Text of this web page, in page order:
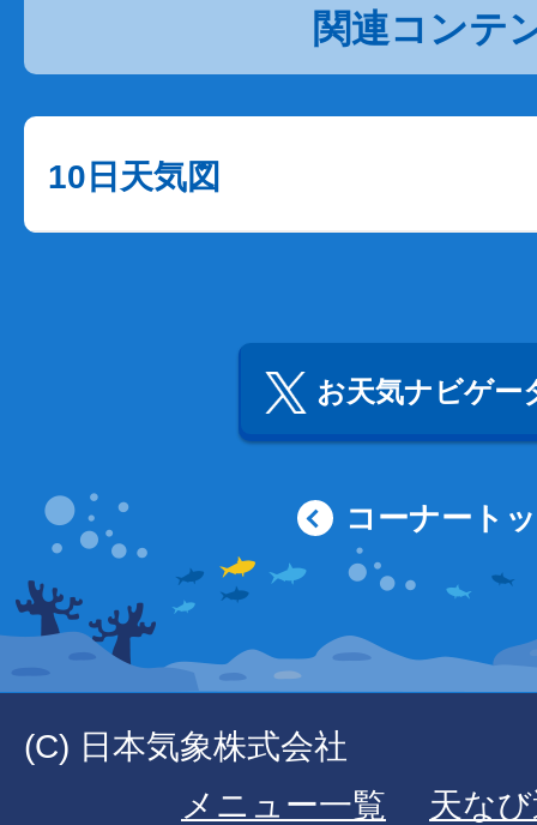
関連コンテ
10日天気図
お天気ナビゲー
コーナート
(C) 日本気象株式会社
メニュー一覧
天な